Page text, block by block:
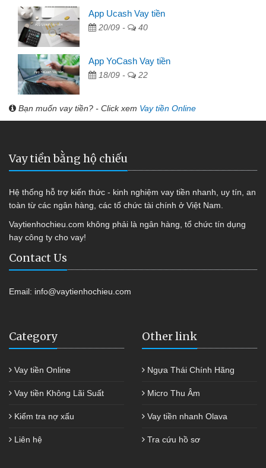
App Ucash Vay tiền
20/09 - 40
App YoCash Vay tiền
18/09 - 22
Bạn muốn vay tiền? - Click xem Vay tiền Online
Vay tiền bằng hộ chiếu
Hệ thống hỗ trợ kiến thức - kinh nghiệm vay tiền nhanh, uy tín, an
toàn từ các ngân hàng, các tổ chức tài chính ở Việt Nam.
Vaytienhochieu.com không phải là ngân hàng, tổ chức tín dụng
hay công ty cho vay!
Contact Us
Email: info@vaytienhochieu.com
Category
Vay tiền Online
Vay tiền Không Lãi Suất
Kiểm tra nợ xấu
Liên hệ
Other link
Ngựa Thái Chính Hãng
Micro Thu Âm
Vay tiền nhanh Olava
Tra cứu hồ sơ